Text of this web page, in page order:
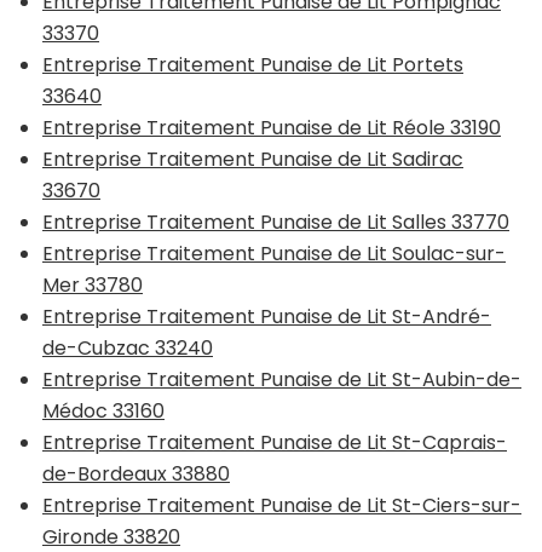
33370
Entreprise Traitement Punaise de Lit Portets
33640
Entreprise Traitement Punaise de Lit Réole 33190
Entreprise Traitement Punaise de Lit Sadirac
33670
Entreprise Traitement Punaise de Lit Salles 33770
Entreprise Traitement Punaise de Lit Soulac-sur-
Mer 33780
Entreprise Traitement Punaise de Lit St-André-
de-Cubzac 33240
Entreprise Traitement Punaise de Lit St-Aubin-de-
Médoc 33160
Entreprise Traitement Punaise de Lit St-Caprais-
de-Bordeaux 33880
Entreprise Traitement Punaise de Lit St-Ciers-sur-
Gironde 33820